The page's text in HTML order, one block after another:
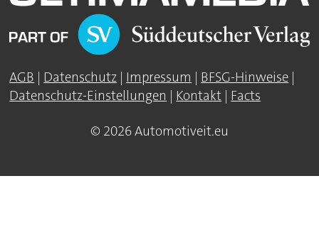
AGB Datenschutz Impressum BFSG-Hinweise
Datenschutz-Einstellungen
Kontakt Facts
© 2026 Automotiveit.eu